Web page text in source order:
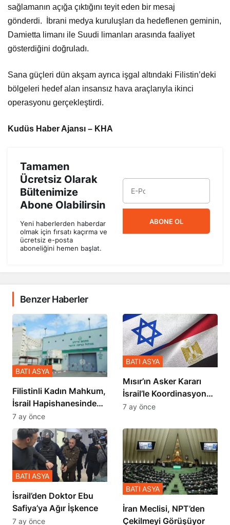
sağlamanın açığa çıktığını teyit eden bir mesaj
gönderdi. İbrani medya kuruluşları da hedeflenen geminin,
Damietta limanı ile Suudi limanları arasında faaliyet
gösterdiğini doğruladı.
Sana güçleri dün akşam ayrıca işgal altındaki Filistin’deki
bölgeleri hedef alan insansız hava araçlarıyla ikinci
operasyonu gerçekleştirdi.
Kudüs Haber Ajansı – KHA
Tamamen
Ücretsiz Olarak
Bültenimize
Abone Olabilirsin
Yeni haberlerden haberdar
olmak için fırsatı kaçırma ve
ücretsiz e-posta
aboneliğini hemen başlat.
ABONE OL
Benzer Haberler
Filistinli Kadın Mahkum,
İsrail Hapishanesindeki
Zulmü Anlattı
BATI ASYA
7 ay önce
Mısır’ın Asker Kararı
İsrail’le Koordinasyon
İçinde Gerçekleşmiş
BATI ASYA
7 ay önce
İsrail’den Doktor Ebu
Safiya’ya Ağır İşkence
BATI ASYA
7 ay önce
İran Meclisi, NPT’den
Çekilmeyi Görüşüyor
BATI ASYA